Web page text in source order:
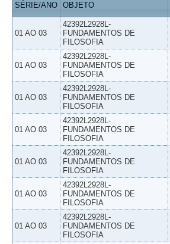
SÉRIE/ANO OBJETO
01 AO 03
42392L2928L-
FUNDAMENTOS DE
FILOSOFIA
01 AO 03
42392L2928L-
FUNDAMENTOS DE
FILOSOFIA
01 AO 03
42392L2928L-
FUNDAMENTOS DE
FILOSOFIA
01 AO 03
42392L2928L-
FUNDAMENTOS DE
FILOSOFIA
01 AO 03
42392L2928L-
FUNDAMENTOS DE
FILOSOFIA
01 AO 03
42392L2928L-
FUNDAMENTOS DE
FILOSOFIA
01 AO 03
42392L2928L-
FUNDAMENTOS DE
FILOSOFIA